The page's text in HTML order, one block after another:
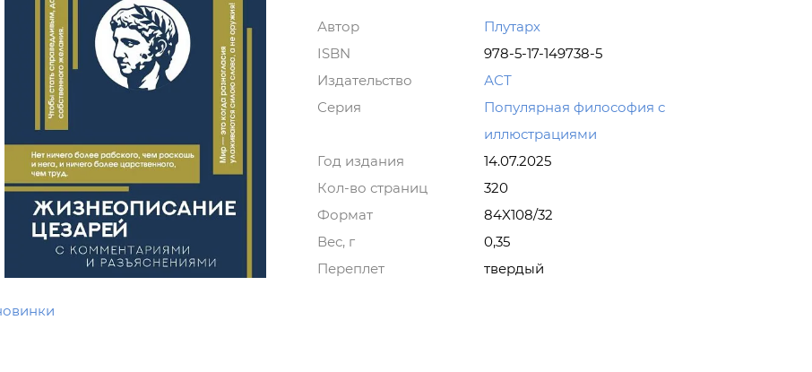
Автор
Плутарх
ISBN
978-5-17-149738-5
Издательство
АСТ
Серия
Популярная философия с
иллюстрациями
Год издания
14.07.2025
Кол-во страниц
320
Формат
84X108/32
Вес, г
0,35
Переплет
твердый